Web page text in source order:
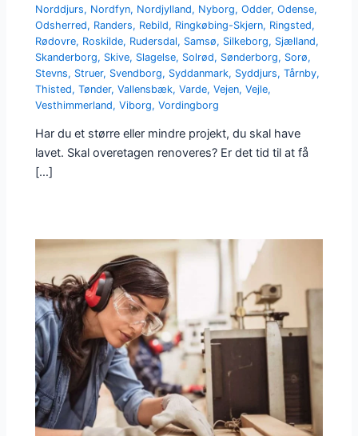
Norddjurs, Nordfyn, Nordjylland, Nyborg,Odder,Odense,
Odsherred, Randers, Rebild, Ringkøbing-Skjern, Ringsted,
Rødovre, Roskilde, Rudersdal, Samsø, Silkeborg, Sjælland,
Skanderborg, Skive, Slagelse, Solrød, Sønderborg, Sorø,
Stevns, Struer, Svendborg, Syddanmark, Syddjurs,Tårnby,
Thisted,Tønder,Vallensbæk,Varde,Vejen,Vejle,
Vesthimmerland,Viborg,Vordingborg
Har du et større eller mindre projekt, du skal have
lavet. Skal overetagen renoveres? Er det tid til at få
[…]